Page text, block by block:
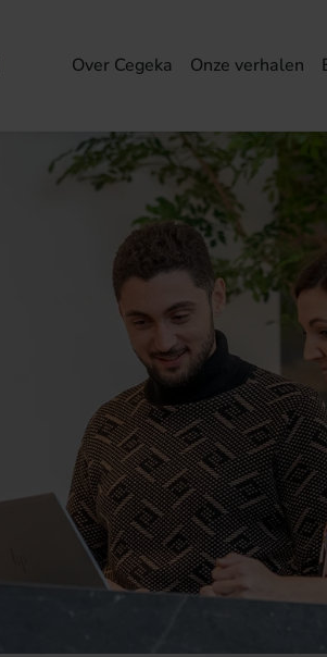
Over Cegeka Onze verhalen